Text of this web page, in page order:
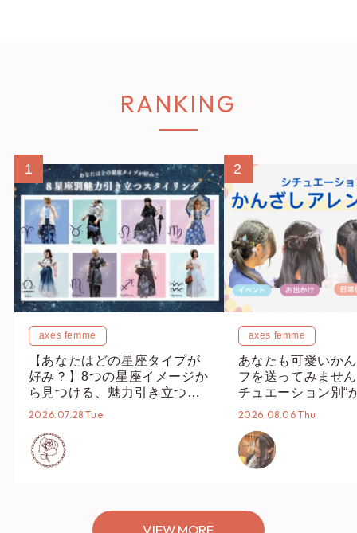
RANKING
1
axes femme
【あなたはどの星座タイプが
好み？】8つの星座イメージか
ら見つける、魅力引き立つス
タイリング♡
2026.07.28 Tue
2
axes femme
あなたも可愛いか
フを送ってみませ
チュエーション別“
オススメ【ショッ
2026.08.06 Thu
VIEW MORE